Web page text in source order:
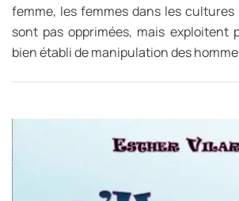
femme, les femmes dans les
sont pas opprimées, mais exploitent
bien établi de manipulation des